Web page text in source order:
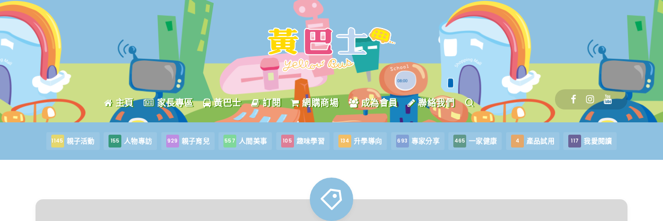
主頁 家長專區 黃巴士 訂閱 網購商場 成為會員 聯絡我們
1145 親子活動 155 人物專訪 929 親子育兒 557 人間美事 105 趣味學習 134 升學導向 693 專家分享 465 一家健康 4 產品試用 117 我愛閱讀